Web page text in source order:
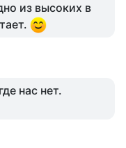
из высоких в
нас нет.